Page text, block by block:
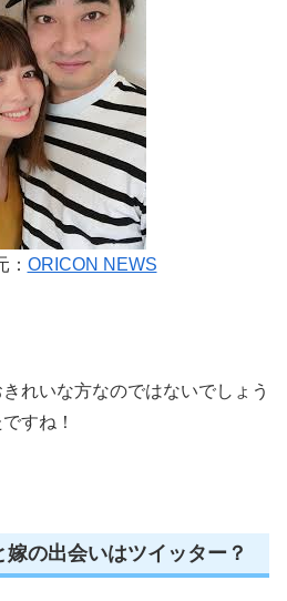
： ORICON NEWS
れいな方なのではないでしょう
すね！
嫁の出会いはツイッター？